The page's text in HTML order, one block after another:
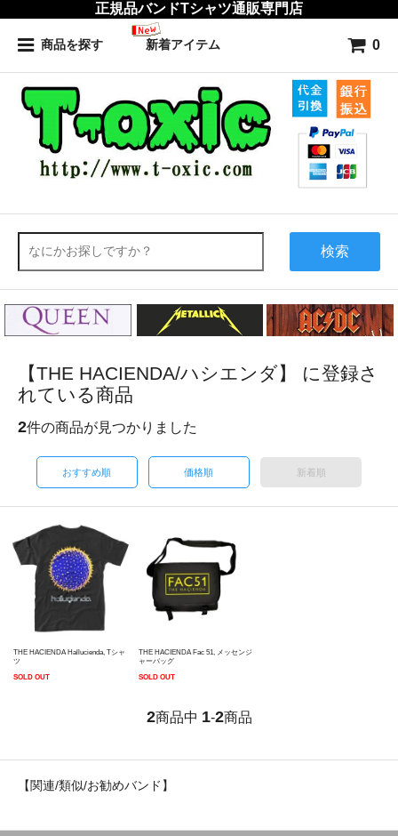
正規品バンドTシャツ通販専門店
商品を探す 新着アイテム 0
検索
【THE HACIENDA/ハシエンダ】 に登録さ
れている商品
2件の商品が見つかりました
おすすめ順 価格順 新着順
THE HACIENDA Hallucienda, Tシャ
ツ
SOLD OUT
THE HACIENDA Fac 51, メッセンジ
ャーバッグ
SOLD OUT
2商品中 1-2商品
【関連/類似/お勧めバンド】